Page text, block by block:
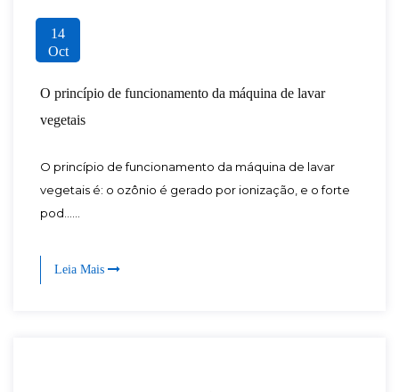
14
Oct
O princípio de funcionamento da máquina de lavar
vegetais
O princípio de funcionamento da máquina de lavar
vegetais é: o ozônio é gerado por ionização, e o forte
pod......
Leia Mais